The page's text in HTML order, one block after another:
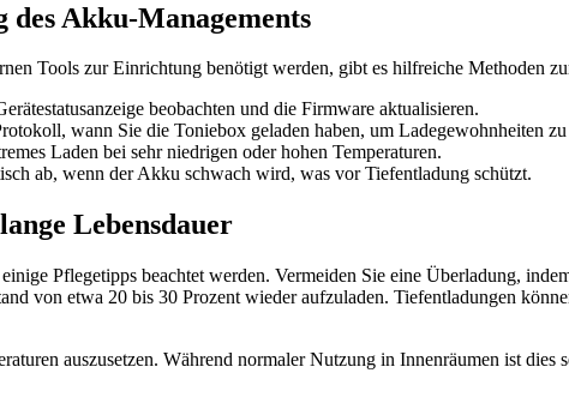
Akku-Managements
Tools zur Einrichtung benötigt werden, gibt es hilfreiche Methoden
beobachten und die Firmware aktualisieren.
wann Sie die Toniebox geladen haben, um Ladegewohnheiten zu
Laden bei sehr niedrigen oder hohen Temperaturen.
ab, wenn der Akku schwach wird, was vor Tiefentladung schützt.
Lebensdauer
Pflegetipps beachtet werden. Vermeiden Sie eine Überladung,
von etwa 20 bis 30 Prozent wieder aufzuladen. Tiefentladungen
auszusetzen. Während normaler Nutzung in Innenräumen ist